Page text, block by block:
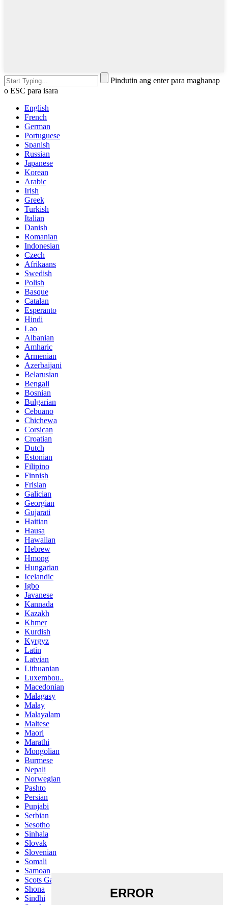
Pindutin ang enter para maghanap
o ESC para isara
English
French
German
Portuguese
Spanish
Russian
Japanese
Korean
Arabic
Irish
Greek
Turkish
Italian
Danish
Romanian
Indonesian
Czech
Afrikaans
Swedish
Polish
Basque
Catalan
Esperanto
Hindi
Lao
Albanian
Amharic
Armenian
Azerbaijani
Belarusian
Bengali
Bosnian
Bulgarian
Cebuano
Chichewa
Corsican
Croatian
Dutch
Estonian
Filipino
Finnish
Frisian
Galician
Georgian
Gujarati
Haitian
Hausa
Hawaiian
Hebrew
Hmong
Hungarian
Icelandic
Igbo
Javanese
Kannada
Kazakh
Khmer
Kurdish
Kyrgyz
Latin
Latvian
Lithuanian
Luxembou..
Macedonian
Malagasy
Malay
Malayalam
Maltese
Maori
Marathi
Mongolian
Burmese
Nepali
Norwegian
Pashto
Persian
Punjabi
Serbian
Sesotho
Sinhala
Slovak
Slovenian
Somali
Samoan
Scots Gaelic
Shona
Sindhi